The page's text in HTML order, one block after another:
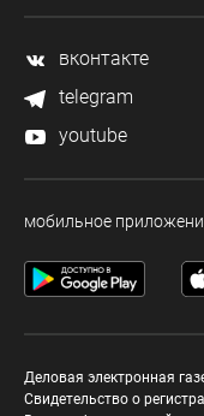
вконтакте
telegram
youtube
мобильное
Деловая электронная
Свидетельство о